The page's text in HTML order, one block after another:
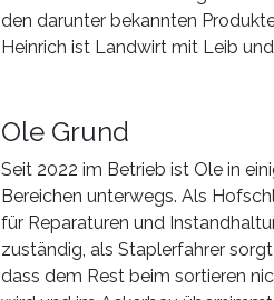
den darunter bekannten
Heinrich ist Landwirt mit Leib
Ole Grund
Seit 2022 im Betrieb ist Ole in
Bereichen unterwegs. Als
für Reparaturen und
zuständig, als Staplerfahrer sorgt
dass dem Rest beim sortieren